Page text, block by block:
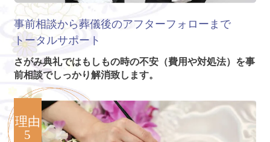
事前相談から葬儀後のアフターフォローまで
トータルサポート
さがみ典礼ではもしもの時の不安（費用や対処法）を事
前相談でしっかり解消致します。
理由
5